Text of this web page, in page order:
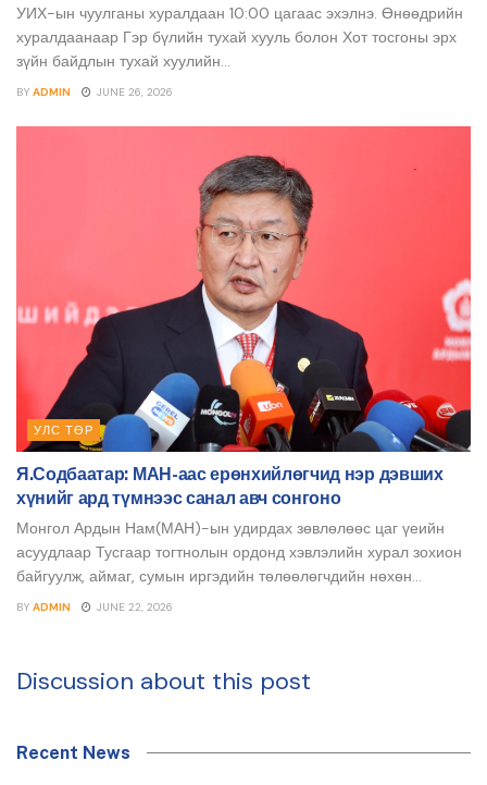
УИХ-ын чуулганы хуралдаан 10:00 цагаас эхэлнэ. Өнөөдрийн
хуралдаанаар Гэр бүлийн тухай хууль болон Хот тосгоны эрх
зүйн байдлын тухай хуулийн...
BY ADMIN JUNE 26, 2026
УЛС ТӨР
Я.Содбаатар: МАН-аас ерөнхийлөгчид нэр дэвших
хүнийг ард түмнээс санал авч сонгоно
Монгол Ардын Нам(МАН)-ын удирдах зөвлөлөөс цаг үеийн
асуудлаар Тусгаар тогтнолын ордонд хэвлэлийн хурал зохион
байгуулж, аймаг, сумын иргэдийн төлөөлөгчдийн нөхөн...
BY ADMIN JUNE 22, 2026
Discussion about this post
Recent News